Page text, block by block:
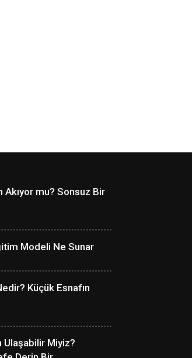
mu? Sonsuz Bir
Modeli Ne Sunar
Küçük Esnafın
Miyiz?